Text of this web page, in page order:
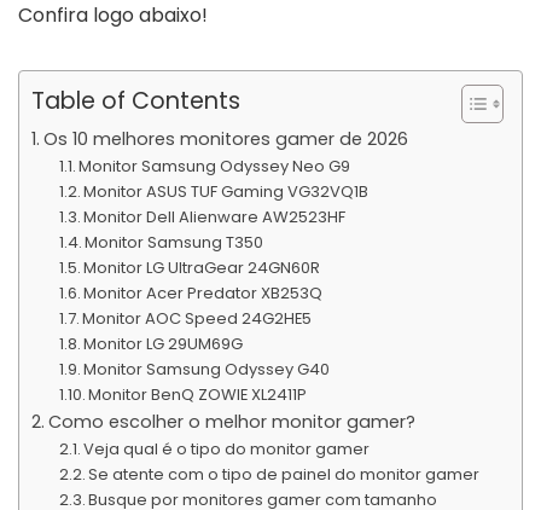
Confira logo abaixo!
Table of Contents
Os 10 melhores monitores gamer de 2026
Monitor Samsung Odyssey Neo G9
Monitor ASUS TUF Gaming VG32VQ1B
Monitor Dell Alienware AW2523HF
Monitor Samsung T350
Monitor LG UltraGear 24GN60R
Monitor Acer Predator XB253Q
Monitor AOC Speed 24G2HE5
Monitor LG 29UM69G
Monitor Samsung Odyssey G40
Monitor BenQ ZOWIE XL2411P
Como escolher o melhor monitor gamer?
Veja qual é o tipo do monitor gamer
Se atente com o tipo de painel do monitor gamer
Busque por monitores gamer com tamanho